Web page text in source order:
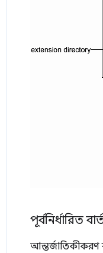
পূর্বনির্ধারিত
আন্তর্জাতিকীকরণ